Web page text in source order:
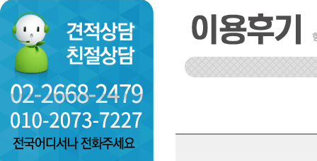
등촌동 서광 106-1002